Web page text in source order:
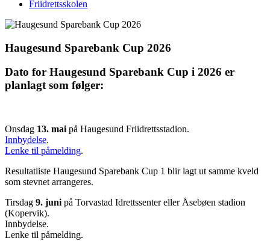
Friidrettsskolen
Haugesund Sparebank Cup 2026
Dato for Haugesund Sparebank Cup i 2026 er
planlagt som følger:
Onsdag 13. mai på Haugesund Friidrettsstadion.
Innbydelse.
Lenke til påmelding.
Resultatliste Haugesund Sparebank Cup 1 blir lagt ut samme kveld
som stevnet arrangeres.
Tirsdag 9. juni på Torvastad Idrettssenter eller Åsebøen stadion
(Kopervik).
Innbydelse.
Lenke til påmelding.